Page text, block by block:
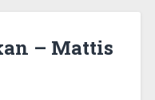
– Mattis